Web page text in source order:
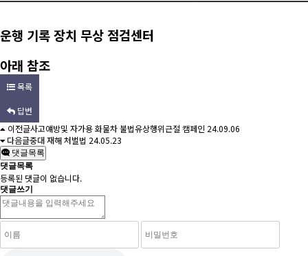
운행 기록 장치 무상 점검센터
아래 참조
목록
답변
이전글사고얘방및 자가용 화물차 불법유상행위근절 캠페인 24.09.06
다음글중대 재해 처벌법 24.05.23
댓글목록
댓글목록
등록된 댓글이 없습니다.
댓글쓰기